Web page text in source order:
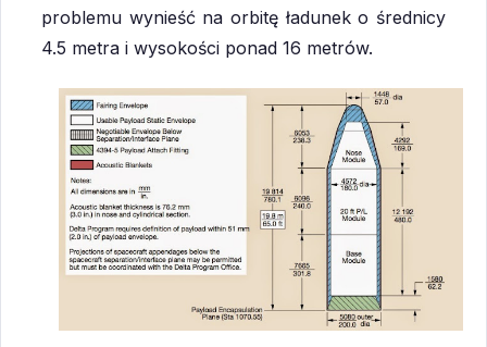
problemu wynieść na orbitę ładunek o średnicy
4.5 metra i wysokości ponad 16 metrów.